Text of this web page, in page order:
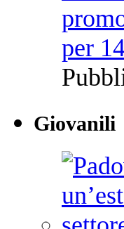
per
Giovanili